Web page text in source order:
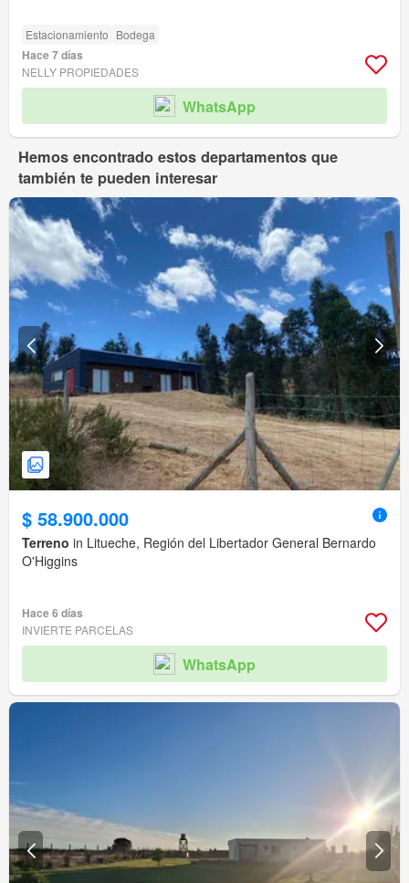
Estacionamiento Bodega
Hace 7 días
NELLY PROPIEDADES
WhatsApp
Hemos encontrado estos departamentos que
también te pueden interesar
$ 58.900.000
Terreno in Litueche, Región del Libertador General Bernardo
O'Higgins
Hace 6 días
INVIERTE PARCELAS
WhatsApp